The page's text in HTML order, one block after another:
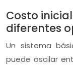
Costo
diferentes
Un sistema
puede oscilar